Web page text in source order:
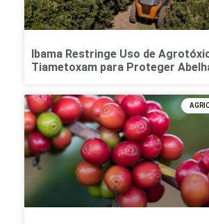
Ibama Restringe Uso de
Tiametoxam para Proteger